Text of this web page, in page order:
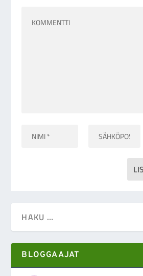
BLOGGAAJAT